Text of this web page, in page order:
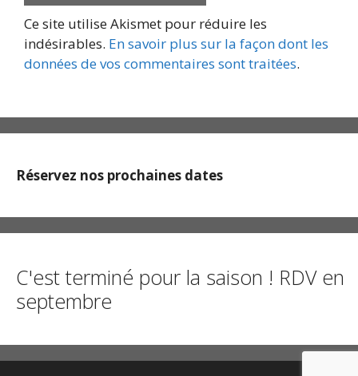
Ce site utilise Akismet pour réduire les
indésirables. En savoir plus sur la façon dont les
données de vos commentaires sont traitées.
Réservez nos prochaines dates
C'est terminé pour la saison ! RDV en
septembre